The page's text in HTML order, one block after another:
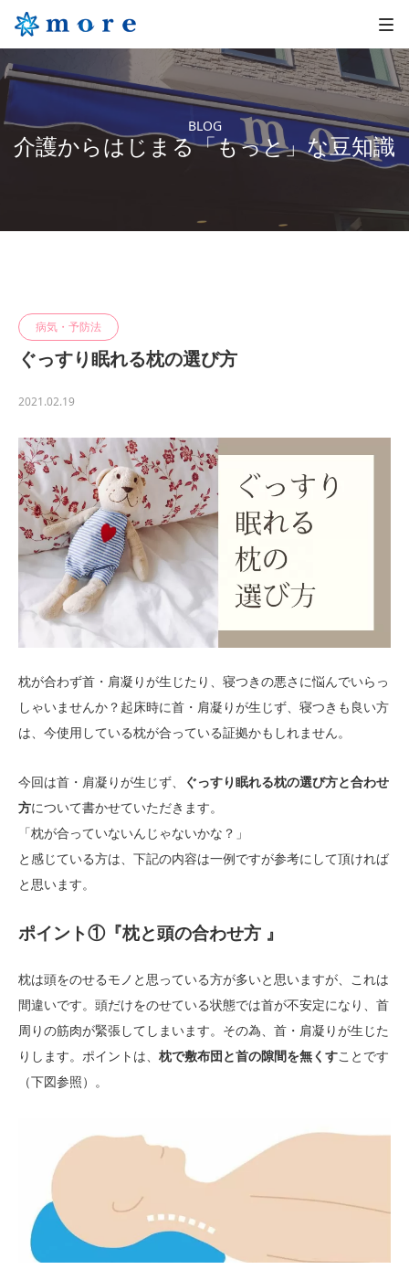
BLOG
介護からはじまる「もっと」な豆知識
病気・予防法
ぐっすり眠れる枕の選び方
2021.02.19
枕が合わず首・肩凝りが生じたり、寝つきの悪さに悩んでいらっ
しゃいませんか？起床時に首・肩凝りが生じず、寝つきも良い方
は、今使用している枕が合っている証拠かもしれません。
今回は首・肩凝りが生じず、
ぐっすり眠れる枕の選び方と合わせ
方について書かせていただきます。
「枕が合っていないんじゃないかな？」
と感じている方は、下記の内容は一例ですが参考にして頂ければ
と思います。
ポイント①『枕と頭の合わせ方 』
枕は頭をのせるモノと思っている方が多いと思いますが、これは
間違いです。頭だけをのせている状態では首が不安定になり、首
周りの筋肉が緊張してしまいます。その為、首・肩凝りが生じた
りします。ポイントは、 枕で敷布団と首の隙間を無くすことです
（下図参照）。